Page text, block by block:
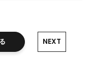
NEXT